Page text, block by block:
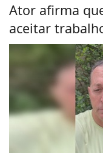
Ator afirma
aceitar